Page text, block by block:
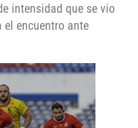
intensidad que se vio
encuentro ante